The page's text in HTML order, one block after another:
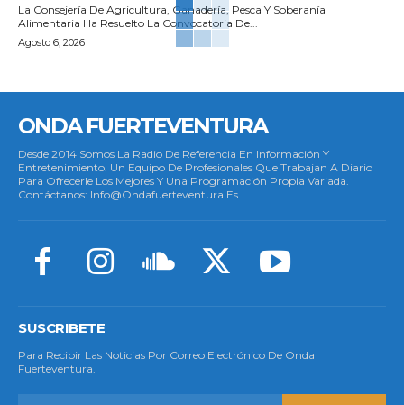
La Consejería De Agricultura, Ganadería, Pesca Y Soberanía
Alimentaria Ha Resuelto La Convocatoria De...
Agosto 6, 2026
ONDA FUERTEVENTURA
Desde 2014 Somos La Radio De Referencia En Información Y
Entretenimiento. Un Equipo De Profesionales Que Trabajan A Diario
Para Ofrecerle Los Mejores Y Una Programación Propia Variada.
Contáctanos: Info@ondafuerteventura.es
SUSCRIBETE
Para Recibir Las Noticias Por Correo Electrónico De Onda
Fuerteventura.